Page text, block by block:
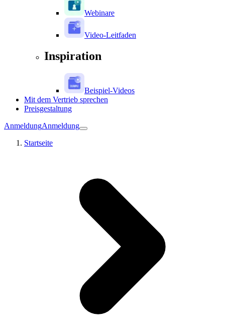
Webinare
Video-Leitfaden
Inspiration
Beispiel-Videos
Mit dem Vertrieb sprechen
Preisgestaltung
AnmeldungAnmeldung
Startseite